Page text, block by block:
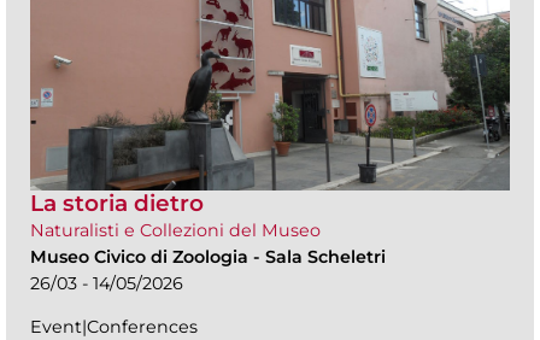
La storia dietro
Naturalisti e Collezioni del Museo
Museo Civico di Zoologia - Sala Scheletri
26/03 - 14/05/2026
Event|Conferences